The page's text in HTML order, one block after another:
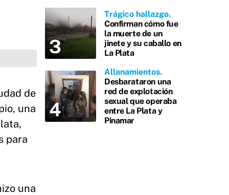
de
una
para
una
Trágico hallazgo
Confirman cómo fue
la muerte de un
jinete y su caballo en
La Plata
Allanamientos
Desbarataron una
red de explotación
sexual que operaba
entre La Plata y
Pinamar